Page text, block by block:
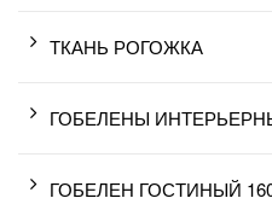
ТКАНЬ РОГОЖКА
ГОБЕЛЕНЫ
ГОБЕЛЕН ГОСТИНЫЙ